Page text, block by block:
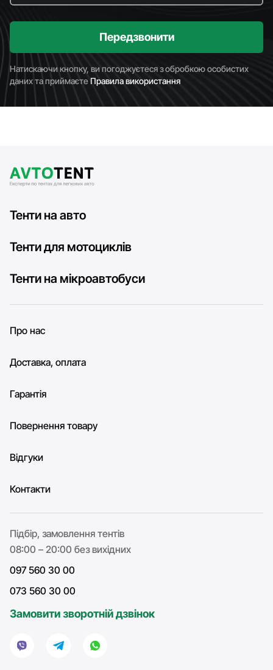
Передзвонити
Натискаючи кнопку, ви погоджуєтеся з обробкою особистих
даних та приймаєтеПравила використання
Тенти на авто
Тенти для мотоциклів
Тенти на мікроавтобуси
Про нас
Доставка, оплата
Гарантія
Повернення товару
Відгуки
Контакти
Підбір, замовлення тентів
08:00 – 20:00 без вихідних
097 560 30 00
073 560 30 00
Замовити зворотній дзвінок